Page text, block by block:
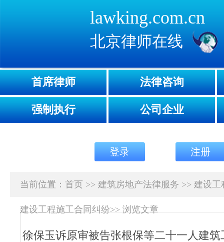
lawking.com.cn
北京律师在线
首席律师 法律咨询
强制执行 公司企业
登录 注册
当前位置： 首页 >> 建筑房地产法律服务 >> 建设工
建设工程施工合同纠纷>>浏览文章
徐保玉诉原审被告张根保等二十一人建